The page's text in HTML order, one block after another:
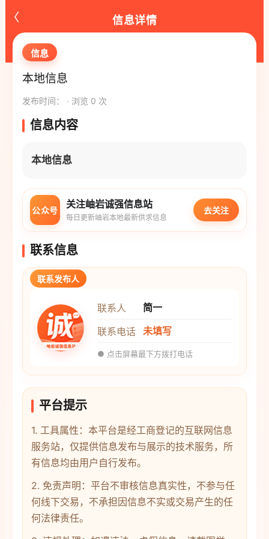
‹ 信息详情
信息
本地信息
发布时间： · 浏览 0 次
信息内容
本地信息
公众号
关注岫岩诚强信息站
每日更新岫岩本地最新供求信息
去关注
联系信息
联系发布人
联系人
简一
联系电话 未填写
● 点击屏幕最下方拨打电话
平台提示
1. 工具属性：本平台是经工商登记的互联网信息
服务站，仅提供信息发布与展示的技术服务，所
有信息均由用户自行发布。
2. 免责声明：平台不审核信息真实性，不参与任
何线下交易，不承担因信息不实或交易产生的任
何法律责任。